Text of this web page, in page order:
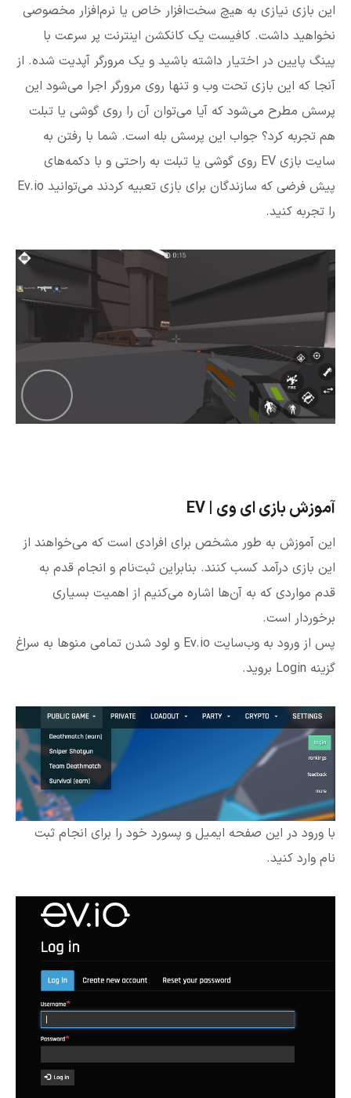
این بازی نیازی به هیچ سخت‌افزار خاص یا نرم‌افزار مخصوصی
نخواهید داشت. کافیست یک کانکشن اینترنت پر سرعت با
پینگ پایین در اختیار داشته باشید و یک مرورگر آپدیت شده. از
آنجا که این بازی تحت وب و تنها روی مرورگر اجرا می‌شود این
پرسش مطرح می‌شود که آیا می‌توان آن را روی گوشی یا تبلت
هم تجربه کرد؟ جواب این پرسش بله است. شما با رفتن به
سایت بازی EV روی گوشی یا تبلت به راحتی و با دکمه‌های
پیش فرضی که سازندگان برای بازی تعبیه کردند می‌توانید Ev.io
را تجربه کنید.
آموزش بازی ای وی | EV
این آموزش به طور مشخص برای افرادی است که می‌خواهند از
این بازی درآمد کسب کنند. بنابراین ثبت‌نام و انجام قدم به
قدم مواردی که به آن‌ها اشاره می‌کنیم از اهمیت بسیاری
برخوردار است.
پس از ورود به وب‌سایت Ev.io و لود شدن تمامی منوها به سراغ
گزینه Login بروید.
با ورود در این صفحه ایمیل و پسورد خود را برای انجام ثبت
نام وارد کنید.